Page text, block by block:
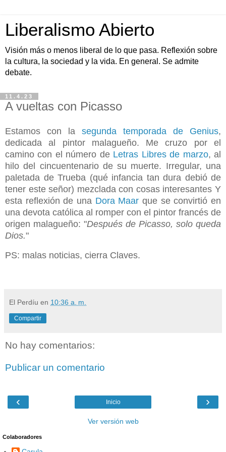
Liberalismo Abierto
Visión más o menos liberal de lo que pasa. Reflexión sobre
la cultura, la sociedad y la vida. En general. Se admite
debate.
11.4.23
A vueltas con Picasso
Estamos con la segunda temporada de Genius,
dedicada al pintor malagueño. Me cruzo por el
camino con el número de Letras Libres de marzo, al
hilo del cincuentenario de su muerte. Irregular, una
paletada de Trueba (qué infancia tan dura debió de
tener este señor) mezclada con cosas interesantes Y
esta reflexión de una Dora Maar que se convirtió en
una devota católica al romper con el pintor francés de
origen malagueño: "Después de Picasso, solo queda
Dios."
PS: malas noticias, cierra Claves.
El Perdíu en 10:36 a. m.
Compartir
No hay comentarios:
Publicar un comentario
‹ ›
Inicio
Ver versión web
Colaboradores